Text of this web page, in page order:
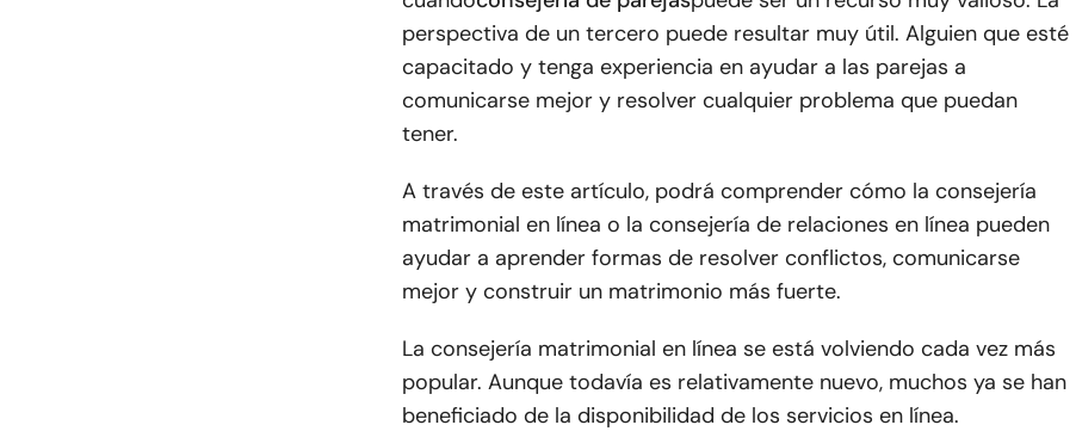
perspectiva de un tercero puede resultar muy útil. Alguien que esté
capacitado y tenga experiencia en ayudar a las parejas a
comunicarse mejor y resolver cualquier problema que puedan
tener.
A través de este artículo, podrá comprender cómo la consejería
matrimonial en línea o la consejería de relaciones en línea pueden
ayudar a aprender formas de resolver conflictos, comunicarse
mejor y construir un matrimonio más fuerte.
La consejería matrimonial en línea se está volviendo cada vez más
popular. Aunque todavía es relativamente nuevo, muchos ya se han
beneficiado de la disponibilidad de los servicios en línea.